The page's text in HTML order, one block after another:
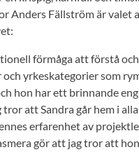
Anders Fällström är valet
förmåga att förstå
och yrkeskategorier som
hon har ett brinnande
att Sandra går hem i
erfarenhet av
gör att jag tror att